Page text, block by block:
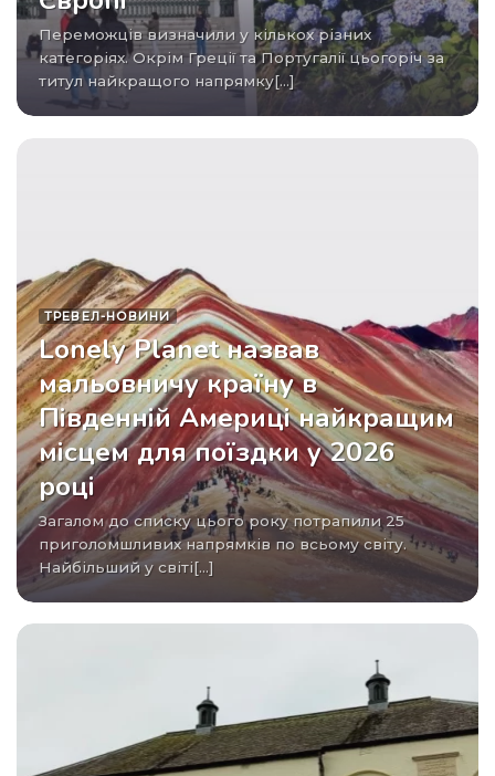
Переможців визначили у кількох різних
категоріях. Окрім Греції та Португалії цьогоріч за
титул найкращого напрямку[...]
ТРЕВЕЛ-НОВИНИ
Lonely Planet назвав
мальовничу країну в
Південній Америці найкращим
місцем для поїздки у 2026
році
Загалом до списку цього року потрапили 25
приголомшливих напрямків по всьому світу.
Найбільший у світі[...]